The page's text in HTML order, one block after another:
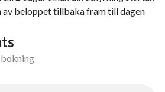
av beloppet tillbaka fram till dagen